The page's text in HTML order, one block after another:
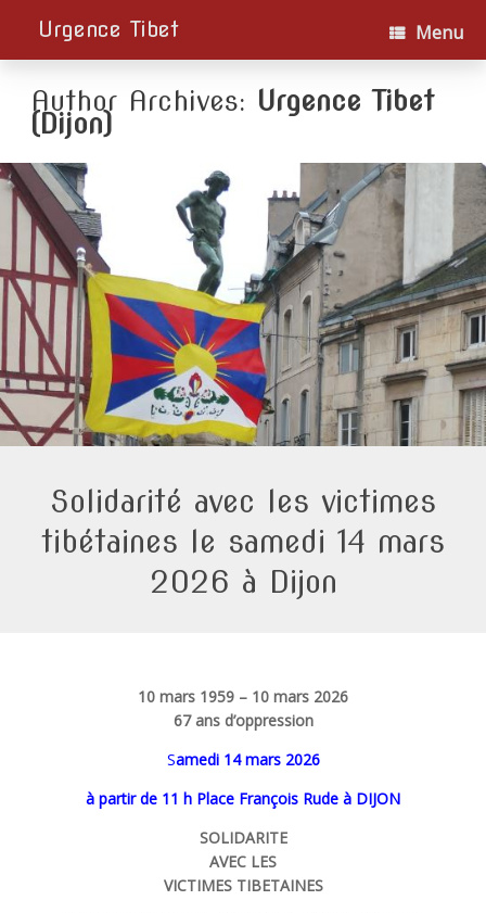
Urgence Tibet Menu
Author Archives: Urgence Tibet
(Dijon)
Solidarité avec les victimes
tibétaines le samedi 14 mars
2026 à Dijon
10 mars 1959 – 10 mars 2026
67 ans d’oppression
Samedi 14 mars 2026
à partir de 11 h Place François Rude à DIJON
SOLIDARITE
AVEC LES
VICTIMES TIBETAINES